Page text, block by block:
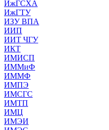
ИжГСХА
ИжГТУ
ИЗУ ВПА
ИИП
ИИТ ЧГУ
ИКТ
ИМИСП
ИММиФ
ИММФ
ИМПЭ
ИМСГС
ИМТП
ИМЦ
ИМЭИ